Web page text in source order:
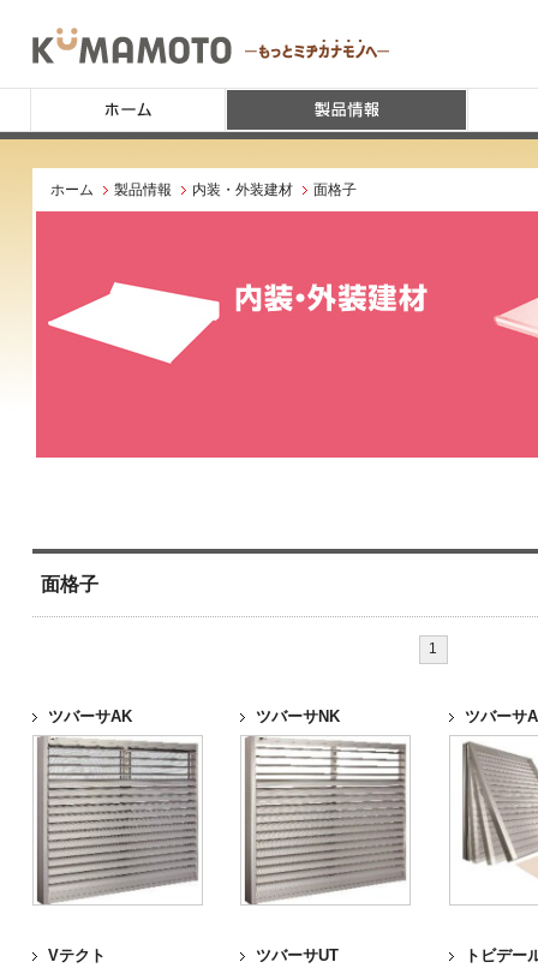
ホーム 製品情報 内装・外装建材 面格子
面格子
1
ツバーサAK ツバーサNK ツバーサ
Vテクト ツバーサUT トビデー